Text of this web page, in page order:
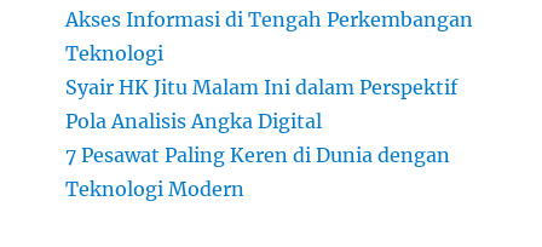
Akses Informasi di Tengah Perkembangan
Teknologi
Syair HK Jitu Malam Ini dalam Perspektif
Pola Analisis Angka Digital
7 Pesawat Paling Keren di Dunia dengan
Teknologi Modern